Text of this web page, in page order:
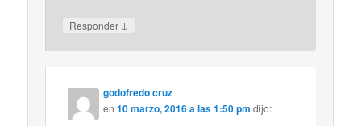
Responder ↓
godofredo cruz
en10 marzo, 2016 a las 1:50 pm dijo: